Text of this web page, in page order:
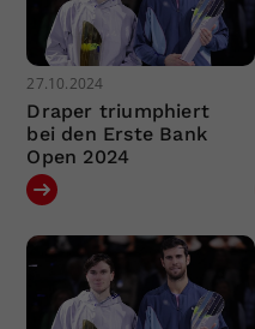
27.10.2024
Draper triumphiert
bei den Erste Bank
Open 2024